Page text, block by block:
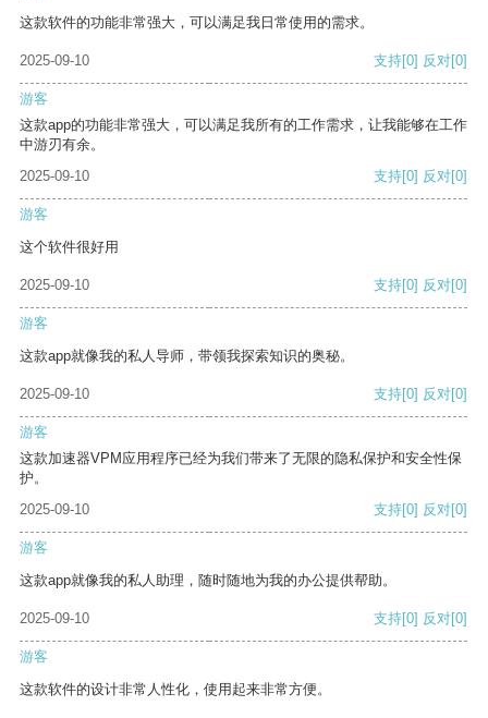
这款软件的功能非常强大，可以满足我日常使用的需求。
2025-09-10 支持[0] 反对[0]
游客
这款app的功能非常强大，可以满足我所有的工作需求，让我能够在工作
中游刃有余。
2025-09-10
支持[0] 反对[0]
游客
这个软件很好用
2025-09-10 支持[0] 反对[0]
游客
这款app就像我的私人导师，带领我探索知识的奥秘。
2025-09-10 支持[0] 反对[0]
游客
这款加速器VPM应用程序已经为我们带来了无限的隐私保护和安全性保
护。
2025-09-10
支持[0] 反对[0]
游客
这款app就像我的私人助理，随时随地为我的办公提供帮助。
2025-09-10 支持[0] 反对[0]
游客
这款软件的设计非常人性化，使用起来非常方便。